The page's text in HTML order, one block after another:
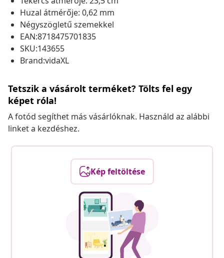
Huzal átmérője: 0,62 mm
Négyszögletű szemekkel
EAN:8718475701835
SKU:143655
Brand:vidaXL
Tetszik a vásárolt terméket? Tölts fel egy
képet róla!
A fotód segíthet más vásárlóknak. Használd az alábbi
linket a kezdéshez.
Kép feltöltése